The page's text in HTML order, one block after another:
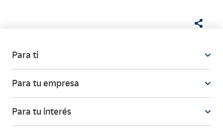
Para ti
Para tu empresa
Para tu interés